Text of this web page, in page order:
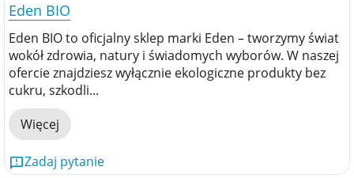
Eden BIO
Eden BIO to oficjalny sklep marki Eden – tworzymy świat
wokół zdrowia, natury i świadomych wyborów. W naszej
ofercie znajdziesz wyłącznie ekologiczne produkty bez
cukru, szkodli...
Więcej
Zadaj pytanie